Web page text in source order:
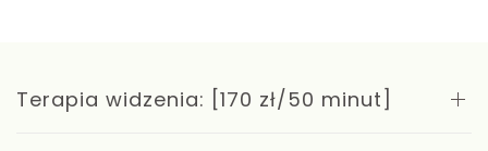
Terapia widzenia: [170 zł/50 minut]